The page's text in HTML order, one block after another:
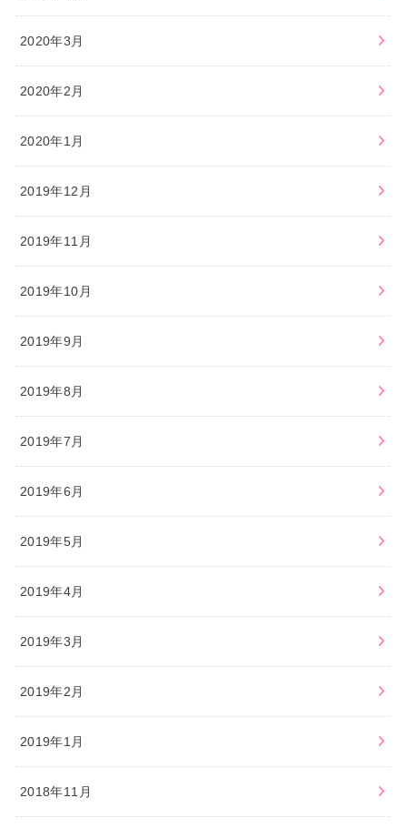
2020年3月
2020年2月
2020年1月
2019年12月
2019年11月
2019年10月
2019年9月
2019年8月
2019年7月
2019年6月
2019年5月
2019年4月
2019年3月
2019年2月
2019年1月
2018年11月